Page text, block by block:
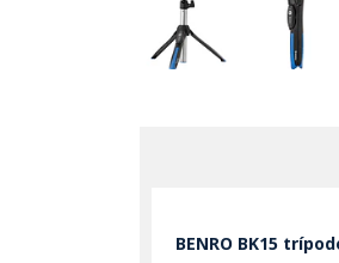
BENRO BK15